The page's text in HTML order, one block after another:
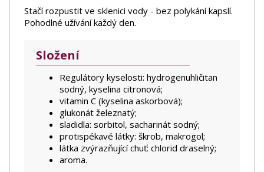
Stačí rozpustit ve sklenici vody - bez polykání kapslí.
Pohodlné užívání každý den.
Složení
Regulátory kyselosti: hydrogenuhličitan
sodný, kyselina citronová;
vitamin C (kyselina askorbová);
glukonát železnatý;
sladidla: sorbitol, sacharinát sodný;
protispékavé látky: škrob, makrogol;
látka zvýrazňující chuť: chlorid draselný;
aroma.